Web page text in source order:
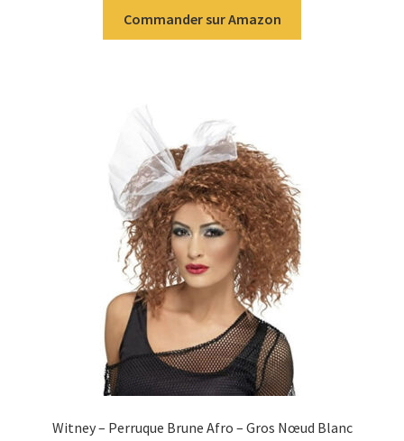
Commander sur Amazon
Witney – Perruque Brune Afro – Gros Nœud Blanc